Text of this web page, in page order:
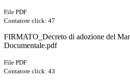
File PDF
Contatore click: 47
FIRMATO_Decreto di adozione del
Documentale.pdf
File PDF
Contatore click: 43